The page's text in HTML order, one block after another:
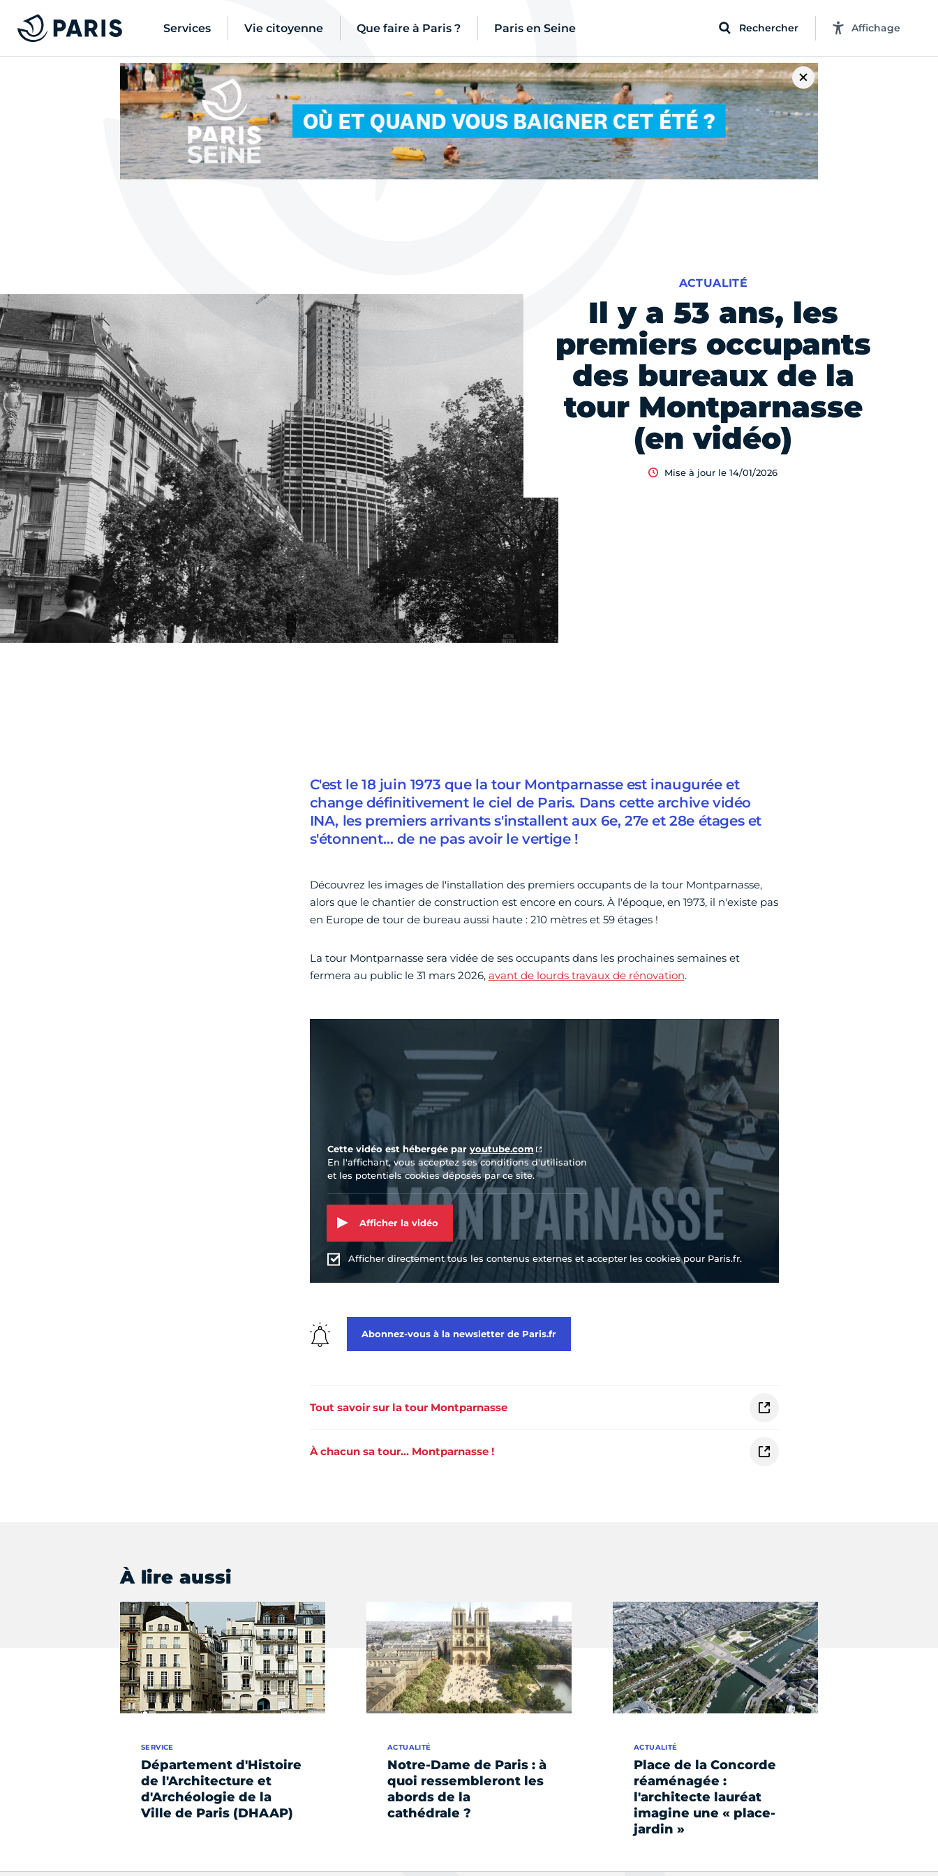
Services Vie citoyenne Que faire à Paris ? Paris en Seine Rechercher Affichage
Il y a 53 ans, les
premiers occupants
des bureaux de la
tour Montparnasse
(en vidéo)
ACTUALITÉ
Mise à jour le 14/01/2026
C'est le 18 juin 1973 que la tour Montparnasse est inaugurée et
change définitivement le ciel de Paris. Dans cette archive vidéo
INA, les premiers arrivants s'installent aux 6e, 27e et 28e étages et
s'étonnent… de ne pas avoir le vertige !
Découvrez les images de l'installation des premiers occupants de la tour Montparnasse,
alors que le chantier de construction est encore en cours. À l'époque, en 1973, il n'existe pas
en Europe de tour de bureau aussi haute : 210 mètres et 59 étages !
La tour Montparnasse sera vidée de ses occupants dans les prochaines semaines et
fermera au public le 31 mars 2026, avant de lourds travaux de rénovation.
Cette vidéo est hébergée par youtube.com
En l'affichant, vous acceptez ses conditions d'utilisation
et les potentiels cookies déposés par ce site.
Afficher la vidéo
Afficher directement tous les contenus externes et accepter les cookies pour Paris.fr.
Abonnez-vous à la newsletter de Paris.fr
Tout savoir sur la tour Montparnasse
À chacun sa tour… Montparnasse !
À lire aussi
Département d'Histoire
de l'Architecture et
d'Archéologie de la
Ville de Paris (DHAAP)
SERVICE
Notre-Dame de Paris : à
quoi ressembleront les
abords de la
cathédrale ?
ACTUALITÉ
Place de la Concorde
réaménagée :
l'architecte lauréat
imagine une « place-
jardin »
ACTUALITÉ